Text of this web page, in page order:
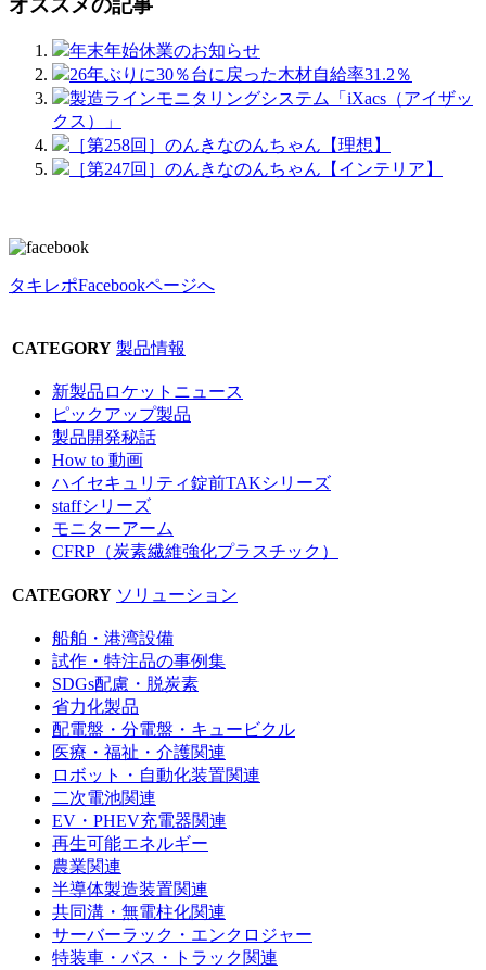
オススメの記事
年末年始休業のお知らせ
26年ぶりに30％台に戻った木材自給率31.2％
製造ラインモニタリングシステム「iXacs（アイザッ
クス）」
［第258回］のんきなのんちゃん【理想】
［第247回］のんきなのんちゃん【インテリア】
タキレポFacebookページへ
CATEGORY 製品情報
新製品ロケットニュース
ピックアップ製品
製品開発秘話
How to 動画
ハイセキュリティ錠前TAKシリーズ
staffシリーズ
モニターアーム
CFRP（炭素繊維強化プラスチック）
CATEGORY ソリューション
船舶・港湾設備
試作・特注品の事例集
SDGs配慮・脱炭素
省力化製品
配電盤・分電盤・キュービクル
医療・福祉・介護関連
ロボット・自動化装置関連
二次電池関連
EV・PHEV充電器関連
再生可能エネルギー
農業関連
半導体製造装置関連
共同溝・無電柱化関連
サーバーラック・エンクロジャー
特装車・バス・トラック関連